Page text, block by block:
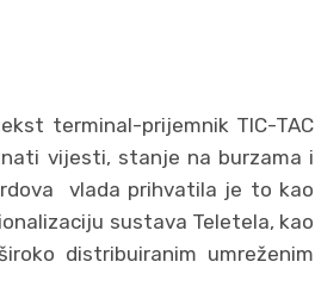
terminal-prijemnik TIC-TAC
vijesti, stanje na burzama i
vlada prihvatila je to kao
sustava Teletela, kao
distribuiranim umreženim